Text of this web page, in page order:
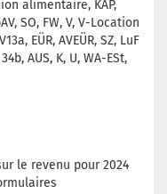
alimentaire, KAP,
SO, FW, V, V-Location
EÜR, AVEÜR, SZ, LuF
AUS, K, U, WA-ESt,
le revenu pour 2024